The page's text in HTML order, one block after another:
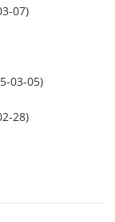
07)
03-05)
28)